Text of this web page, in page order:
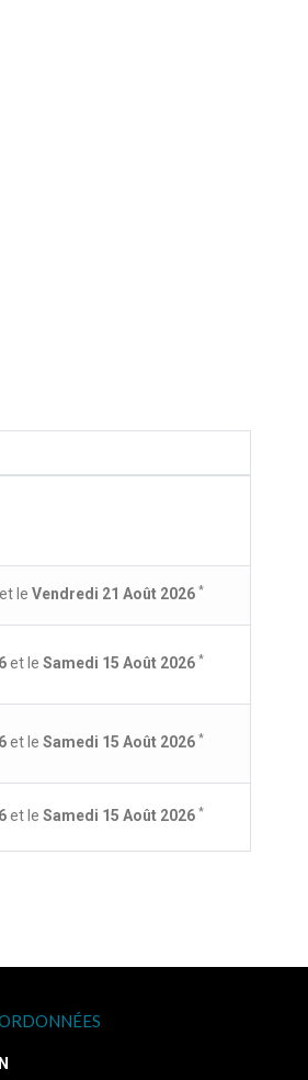
et le Vendredi 21 Août 2026 *
et le Samedi 15 Août 2026 *
et le Samedi 15 Août 2026 *
et le Samedi 15 Août 2026 *